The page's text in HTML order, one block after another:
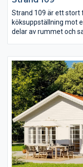
Strand 109 är ett stort
köksuppställning mot
delar av rummet och
inne/ute-känsla. I
från övriga huset och